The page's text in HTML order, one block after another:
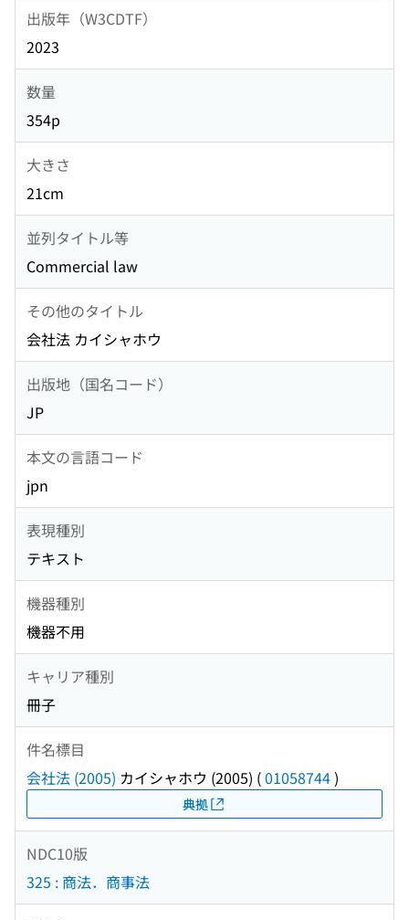
出版年（W3CDTF）
2023
数量
354p
大きさ
21cm
並列タイトル等
Commercial law
その他のタイトル
会社法 カイシャホウ
出版地（国名コード）
JP
本文の言語コード
jpn
表現種別
テキスト
機器種別
機器不用
キャリア種別
冊子
件名標目
会社法 (2005) カイシャホウ (2005) (01058744)
典拠
NDC10版
325 : 商法．商事法